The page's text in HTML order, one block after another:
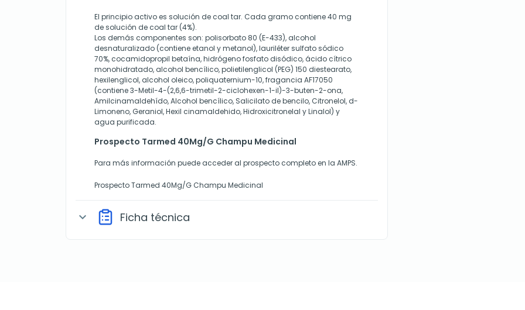
El principio activo es solución de coal tar. Cada gramo contiene 40 mg
de solución de coal tar (4%).
Los demás componentes son: polisorbato 80 (E-433), alcohol
desnaturalizado (contiene etanol y metanol),lauriléter sulfato sódico
70%, cocamidopropil betaína, hidrógeno fosfato disódico, ácido cítrico
monohidratado, alcohol bencílico, polietilenglicol (PEG) 150 diestearato,
hexilenglicol, alcohol oleico, poliquaternium-10, fragancia AF17050
(contiene3-Metil-4-(2,6,6-trimetil-2-ciclohexen-1-il)-3-buten-2-ona,
Amilcinamaldehído, Alcohol bencílico, Salicilato de bencilo, Citronelol, d-
Limoneno, Geraniol, Hexil cinamaldehido, Hidroxicitronelal y Linalol) y
agua purificada.
Prospecto Tarmed 40Mg/G Champu Medicinal
Para más información puede acceder al prospecto completo en la AMPS.
Prospecto Tarmed 40Mg/G Champu Medicinal
expand_more Ficha técnica